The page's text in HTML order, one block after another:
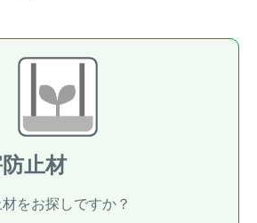
止材
をお探しですか？
テゴリから選ぶ
箱わな
防獣・防鳥ネット